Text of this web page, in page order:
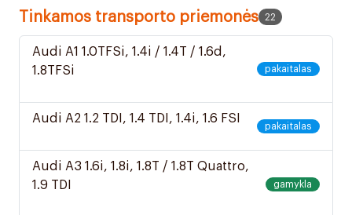
Tinkamos transporto priemonės 22
Audi A1 1.0TFSi, 1.4i / 1.4T / 1.6d,
1.8TFSi
pakaitalas
Audi A2 1.2 TDI, 1.4 TDI, 1.4i, 1.6 FSI
pakaitalas
Audi A3 1.6i, 1.8i, 1.8T / 1.8T Quattro,
1.9 TDI
gamykla